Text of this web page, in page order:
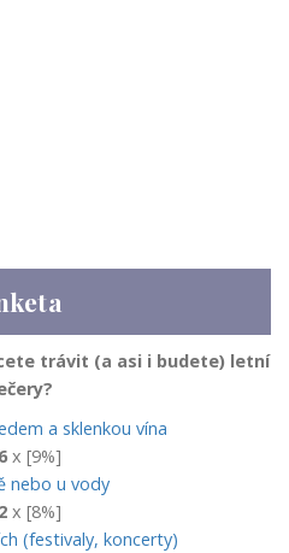
trávit (a asi i budete) letní
a sklenkou vína
x [9%]
nebo u vody
x [8%]
(festivaly, koncerty)